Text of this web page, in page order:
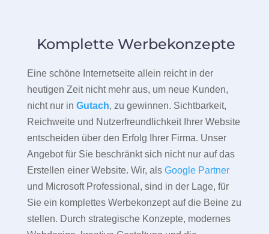
Komplette Werbekonzepte
Eine schöne Internetseite allein reicht in der
heutigen Zeit nicht mehr aus, um neue Kunden,
nicht nur in Gutach, zu gewinnen. Sichtbarkeit,
Reichweite und Nutzerfreundlichkeit Ihrer Website
entscheiden über den Erfolg Ihrer Firma. Unser
Angebot für Sie beschränkt sich nicht nur auf das
Erstellen einer Website. Wir, als Google Partner
und Microsoft Professional, sind in der Lage, für
Sie ein komplettes Werbekonzept auf die Beine zu
stellen. Durch strategische Konzepte, modernes